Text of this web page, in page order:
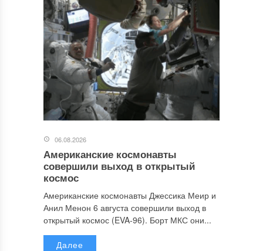
06.08.2026
Американские космонавты
совершили выход в открытый
космос
Американские космонавты Джессика Меир и
Анил Менон 6 августа совершили выход в
открытый космос (EVA-96). Борт МКС они...
Далее